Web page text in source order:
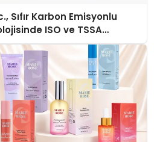
Sıfır Karbon Emisyonlu
ISO ve TSSA
Aldı